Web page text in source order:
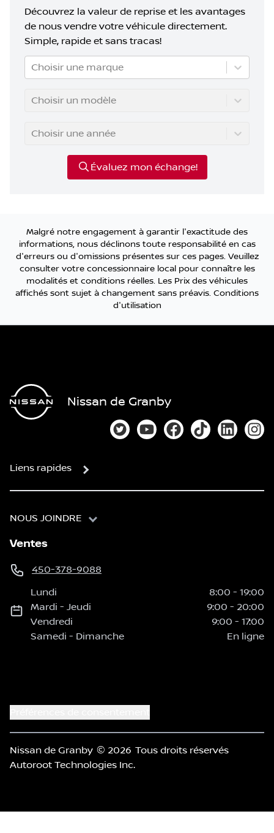
Découvrez la valeur de reprise et les avantages
de nous vendre votre véhicule directement.
Simple, rapide et sans tracas!
Choisir une marque
Choisir un modèle
Choisir une année
Évaluez mon échange!
Malgré notre engagement à garantir l'exactitude des
informations, nous déclinons toute responsabilité en cas
d'erreurs ou d'omissions présentes sur ces pages. Veuillez
consulter votre concessionnaire local pour connaître les
modalités et conditions réelles. Les Prix des véhicules
affichés sont sujet à changement sans préavis. Conditions
d'utilisation
Nissan de Granby
Lien vers notre compte Twitter
Lien vers notre chaîne
Lien vers notre page
Lien vers notre
Lien vers
Liens rapides
NOUS JOINDRE
Ventes
450-378-9088
Lundi 8:00 - 19:00
Mardi -Jeudi 9:00 - 20:00
Vendredi
9:00 - 17:00
Samedi - Dimanche En ligne
Nissan de Granby © 2026 Tous droits réservés
Autoroot Technologies Inc.